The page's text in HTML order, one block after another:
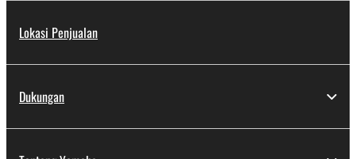
Lokasi Penjualan
Dukungan